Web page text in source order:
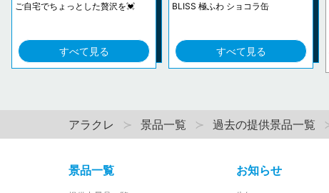
ご自宅でちょっとした贅沢を💓
すべて見る
BLISS 極ふわ ショコラ缶
すべて見る
アラクレ 景品一覧 過去の提供景品一覧
景品一覧 お知らせ